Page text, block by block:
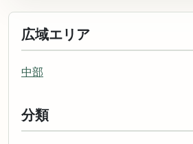
広域エリア
中部
分類